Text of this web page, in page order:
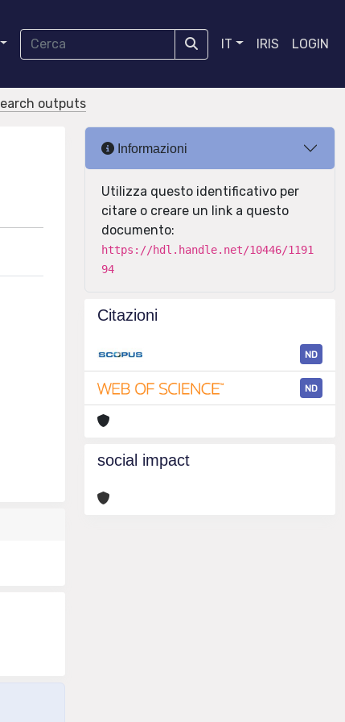
IT IRIS LOGIN
outputs
Informazioni
Utilizza questo identificativo per
citare o creare un link a questo
documento:
https://hdl.handle.net/10446/1191
94
Citazioni
ND
ND
social impact